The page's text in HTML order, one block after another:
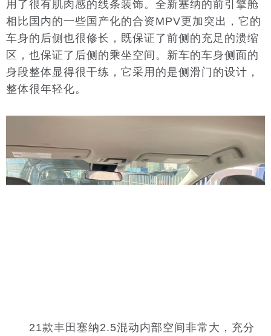
用了很有肌肉感的线条装饰。全新塞纳的前引擎舱
相比国内的一些国产化的合资MPV更加突出，它的
车身的后侧也很修长，既保证了前侧的充足的溃缩
区，也保证了后侧的乘坐空间。新车的车身侧面的
身段整体显得很干练，它采用的是侧滑门的设计，
整体很年轻化。
21款丰田塞纳2.5混动内部空间非常大，充分